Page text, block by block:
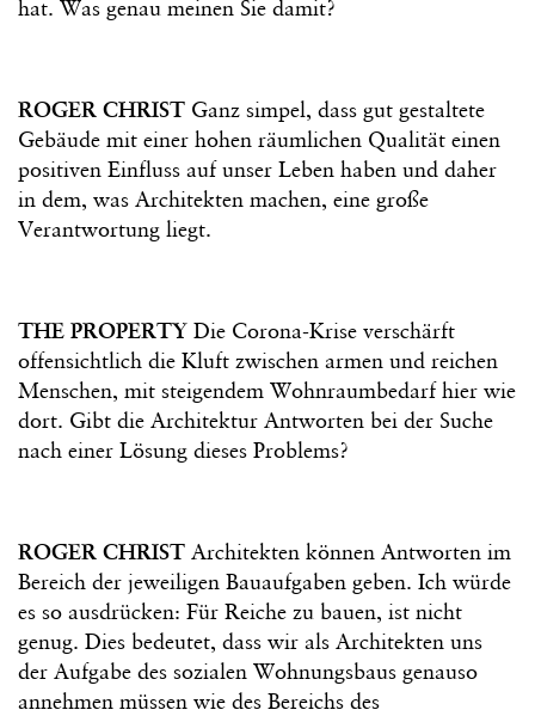
hat. Was genau meinen Sie damit?
ROGER CHRIST Ganz simpel, dass gut gestaltete
Gebäude mit einer hohen räumlichen Qualität einen
positiven Einfluss auf unser Leben haben und daher
in dem, was Architekten machen, eine große
Verantwortung liegt.
THE PROPERTY Die Corona-Krise verschärft
offensichtlich die Kluft zwischen armen und reichen
Menschen, mit steigendem Wohnraumbedarf hier wie
dort. Gibt die Architektur Antworten bei der Suche
nach einer Lösung dieses Problems?
ROGER CHRIST Architekten können Antworten im
Bereich der jeweiligen Bauaufgaben geben. Ich würde
es so ausdrücken: Für Reiche zu bauen, ist nicht
genug. Dies bedeutet, dass wir als Architekten uns
der Aufgabe des sozialen Wohnungsbaus genauso
annehmen müssen wie des Bereichs des